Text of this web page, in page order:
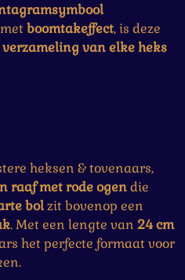
boomtakeffect, is deze
verzameling van elke heks
heksen & tovenaars,
raaf met rode ogendie
bolzit bovenop een
. Met een lengte van 24 cm
het perfecte formaat voor